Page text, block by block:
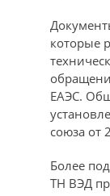
которые
ЕАЭС.
союза от
Более
ТН ВЭД